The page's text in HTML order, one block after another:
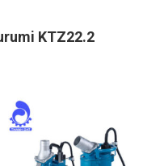
KTZ22.2